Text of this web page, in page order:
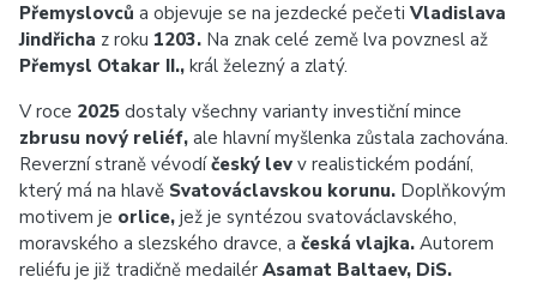
Přemyslovců a objevuje se na jezdecké pečeti Vladislava
Jindřicha z roku 1203. Na znak celé země lva povznesl až
Přemysl Otakar II., král železný a zlatý.
V roce 2025 dostaly všechny varianty investiční mince
zbrusu nový reliéf, ale hlavní myšlenka zůstala zachována.
Reverzní straně vévodíčeský lev v realistickém podání,
který má na hlavě Svatováclavskou korunu. Doplňkovým
motivem je orlice, jež je syntézou svatováclavského,
moravského a slezského dravce, a česká vlajka. Autorem
reliéfu je již tradičně medailér Asamat Baltaev, DiS.